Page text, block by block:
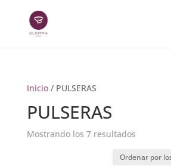
Inicio/ PULSERAS
PULSERAS
Mostrando los 7 resultadosOrdenado
los